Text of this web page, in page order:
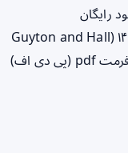
و هال ۲۰۲۱ ویرایش ۱۴ دانلود رایگان
کتاب فیزیولوژی گایتون و هال ۲۰۲۱ ویرایش ۱۴ (Guyton and Hall
Medical Physiology) با لینک مستقیم و فرمت pdf (پی دی اف)